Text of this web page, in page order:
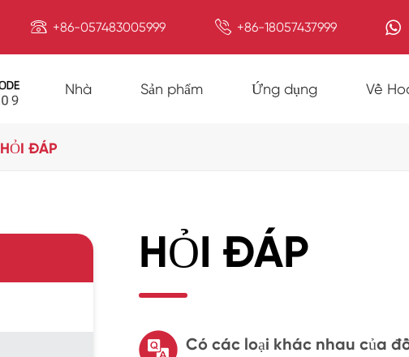
 +86-057483005999  +86-18057437999
Nhà Sản phẩm Ứng dụng Về
HỎI ĐÁP
HỎI ĐÁP
Có các loại khác nhau của